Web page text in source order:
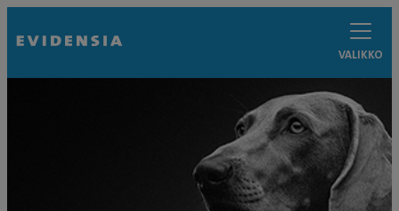
VALIKKO